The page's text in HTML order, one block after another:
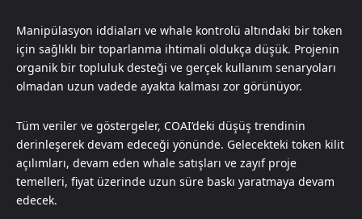
Manipülasyon iddiaları ve whale kontrolü altındaki bir token
için sağlıklı bir toparlanma ihtimali oldukça düşük. Projenin
organik bir topluluk desteği ve gerçek kullanım senaryoları
olmadan uzun vadede ayakta kalması zor görünüyor.
Tüm veriler ve göstergeler, COAI’deki düşüş trendinin
derinleşerek devam edeceği yönünde. Gelecekteki token kilit
açılımları, devam eden whale satışları ve zayıf proje
temelleri, fiyat üzerinde uzun süre baskı yaratmaya devam
edecek.